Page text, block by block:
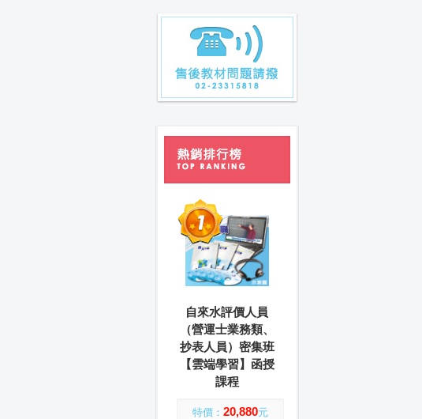
自來水評價人員
（營運士業務類、
抄表人員）密集班
【雲端學習】函授
課程
特價： 20,880元